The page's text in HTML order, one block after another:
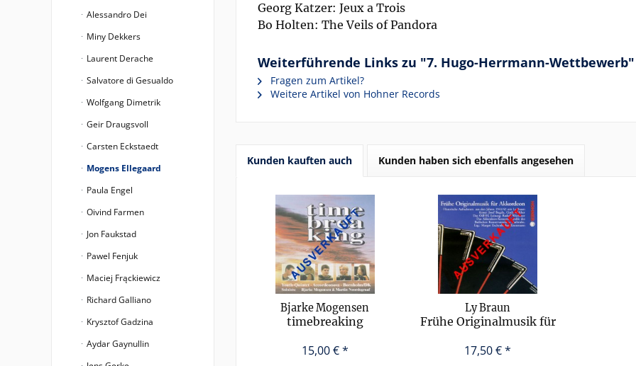
Alessandro Dei
Miny Dekkers
Laurent Derache
Salvatore di Gesualdo
Wolfgang Dimetrik
Geir Draugsvoll
Carsten Eckstaedt
Mogens Ellegaard
Paula Engel
Oivind Farmen
Jon Faukstad
Pawel Fenjuk
Maciej Frąckiewicz
Richard Galliano
Krysztof Gadzina
Aydar Gaynullin
Georg Katzer: Jeux a Trois
Bo Holten: The Veils of Pandora
Weiterführende Links zu "7. Hugo-Herrmann-Wettbewerb"
Fragen zum Artikel?
Weitere Artikel von Hohner Records
Kunden kauften auch Kunden haben sich ebenfalls angesehen
Bjarke Mogensen
timebreaking
15,00 € *
Ly Braun
Frühe Originalmusik für
17,50 € *